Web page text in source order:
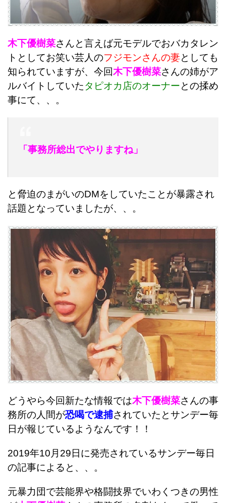
木下優樹菜さんと言えば元モデルでおバカタレン
トとしてお笑い芸人のフジモンさんの妻としても
知られていますが、今回木下優樹菜さんの姉がア
ルバイトしていたタピオカ店のオーナーとの揉め
事にて、、。
「事務所総出でやりますね」
と脅迫のまがいのDMをしていたことが暴露され
話題となっていましたが、、。
どうやら今回新たな情報では木下優樹菜さんの事
務所の人間が恐喝で逮捕されていたとサンデー毎
日が報じているようなんです！！
2019年10月29日に発売されているサンデー毎日
の記事によると、、。
元暴力団で芸能界や格闘技界でいわくつきの男性